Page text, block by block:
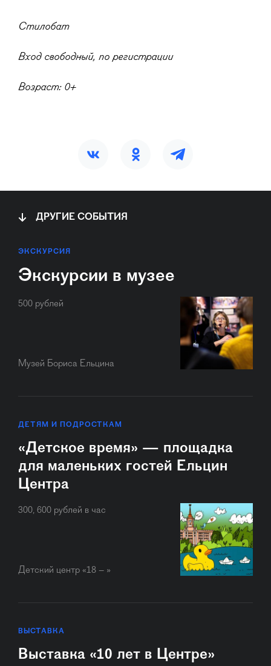
Стилобат
Вход свободный, по регистрации
Возраст: 0+
ДРУГИЕ СОБЫТИЯ
ЭКСКУРСИЯ
Экскурсии в музее
500 рублей
Музей Бориса Ельцина
ДЕТЯМ И ПОДРОСТКАМ
«Детское время» — площадка
для маленьких гостей Ельцин
Центра
300, 600 рублей в час
Детский центр «18 – »
ВЫСТАВКА
Выставка «10 лет в Центре»